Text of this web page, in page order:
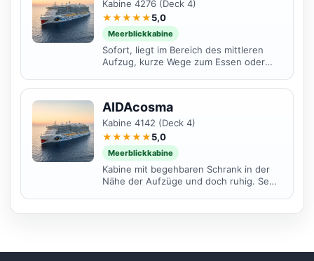
Kabine 4276 (Deck 4)
★★★★★5,0
Meerblickkabine
Sofort, liegt im Bereich des mittleren
Aufzug, kurze Wege zum Essen oder
uns super gefallen.
AIDAcosma
Kabine 4142 (Deck 4)
★★★★★5,0
Meerblickkabine
Kabine mit begehbaren Schrank in der
Nähe der Aufzüge und doch ruhig. Sehr